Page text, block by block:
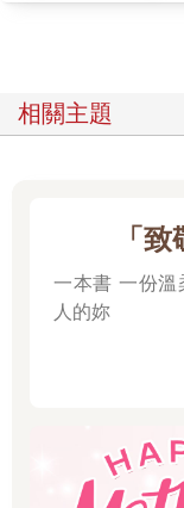
元月十一日，我的老
白分明的眼球彈指轉
念，直到八個小時後
一直想要為尼歐好好
脆弱，所以我用一種
傷，手力不濟，一直
其實兩年前的冬天，
相關主題
「
一本書 一份溫
人的妳